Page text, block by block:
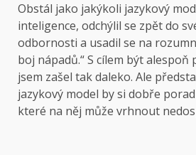
Obstál jako jakýkoli jazykový
inteligence, odchýlil se zpět do
odbornosti a usadil se na
boj nápadů.“ S cílem být
jsem zašel tak daleko. Ale
jazykový model by si dobře
které na něj může vrhnout